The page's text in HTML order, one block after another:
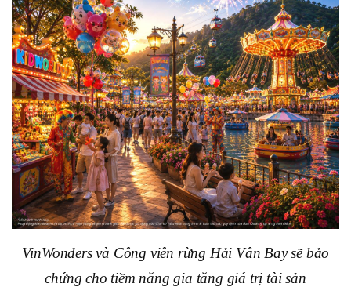
VinWonders và Công viên rừng Hải Vân Baysẽbảo
chứng cho tiềm năng gia tăng giá trị tài sản